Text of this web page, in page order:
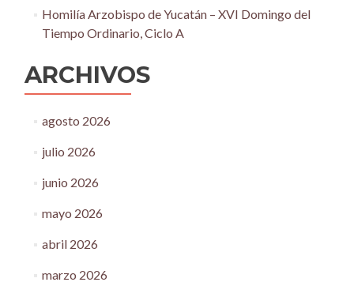
Homilía Arzobispo de Yucatán – XVI Domingo del
Tiempo Ordinario, Ciclo A
ARCHIVOS
agosto 2026
julio 2026
junio 2026
mayo 2026
abril 2026
marzo 2026